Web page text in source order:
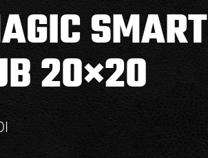
SMART
20×20